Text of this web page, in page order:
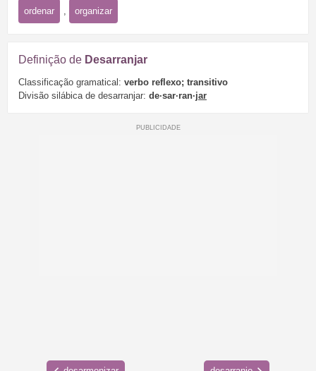
ordenar , organizar
Definição de Desarranjar
Classificação gramatical: verbo reflexo; transitivo
Divisão silábica de desarranjar: de·sar·ran·jar